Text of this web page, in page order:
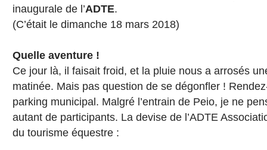
inaugurale de l’ADTE.
(C’était le dimanche 18 mars 2018)
Quelle aventure !
Ce jour là, il faisait froid, et la pluie nous a arrosés
matinée. Mais pas question de se dégonfler !
parking municipal. Malgré l’entrain de Peio, je ne
autant de participants. La devise de l’ADTE
du tourisme équestre :